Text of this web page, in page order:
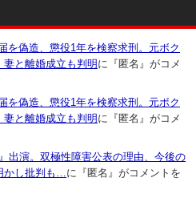
を偽造、懲役1年を検察求刑。元ボク
と離婚成立も判明 に『匿名』がコメ
を偽造、懲役1年を検察求刑。元ボク
と離婚成立も判明 に『匿名』がコメ
出演。双極性障害公表の理由、今後の
かし批判も…に『匿名』がコメントを